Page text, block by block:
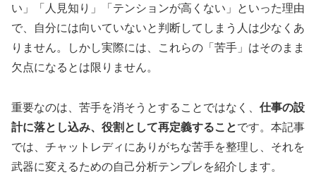
い」「人見知り」「テンションが高くない」といった理由
で、自分には向いていないと判断してしまう人は少なくあ
りません。しかし実際には、これらの「苦手」はそのまま
欠点になるとは限りません。
重要なのは、苦手を消そうとすることではなく、 仕事の設
計に落とし込み、役割として再定義することです。本記事
では、チャットレディにありがちな苦手を整理し、それを
武器に変えるための自己分析テンプレを紹介します。